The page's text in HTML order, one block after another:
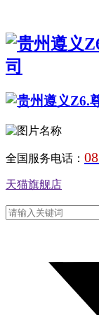
全国服务电话：
天猫旗舰店